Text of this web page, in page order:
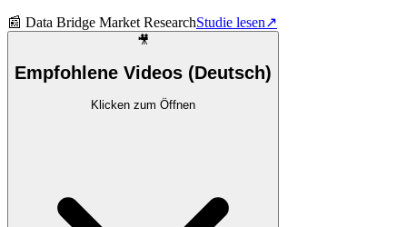
📰 Data Bridge Market ResearchStudie lesen↗
🎥
Empfohlene Videos (Deutsch)
Klicken zum Öffnen